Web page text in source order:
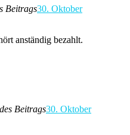
Beitrags30. Oktober
anständig bezahlt.
Beitrags30. Oktober